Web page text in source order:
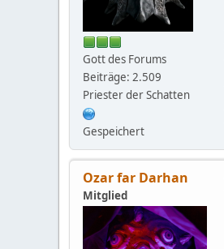
Gott des Forums
Beiträge: 2.509
Priester der Schatten
Gespeichert
Ozar far Darhan
Mitglied